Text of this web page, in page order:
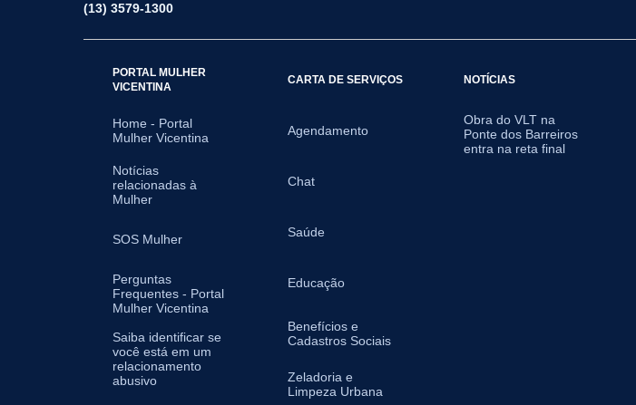
(13) 3579-1300
PORTAL MULHER
VICENTINA
Home - Portal
Mulher Vicentina
Notícias
relacionadas à
Mulher
SOS Mulher
Perguntas
Frequentes - Portal
Mulher Vicentina
Saiba identificar se
você está em um
relacionamento
abusivo
CARTA DE SERVIÇOS
Agendamento
Chat
Saúde
Educação
Benefícios e
Cadastros Sociais
Zeladoria e
Limpeza Urbana
NOTÍCIAS
Obra do VLT na
Ponte dos Barreiros
entra na reta final